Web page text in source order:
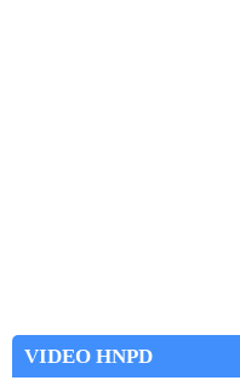
VIDEO HNPD